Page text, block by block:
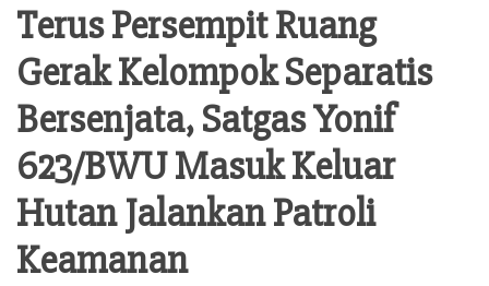
Terus Persempit Ruang
Gerak Kelompok Separatis
Bersenjata, Satgas Yonif
623/BWU Masuk Keluar
Hutan Jalankan Patroli
Keamanan